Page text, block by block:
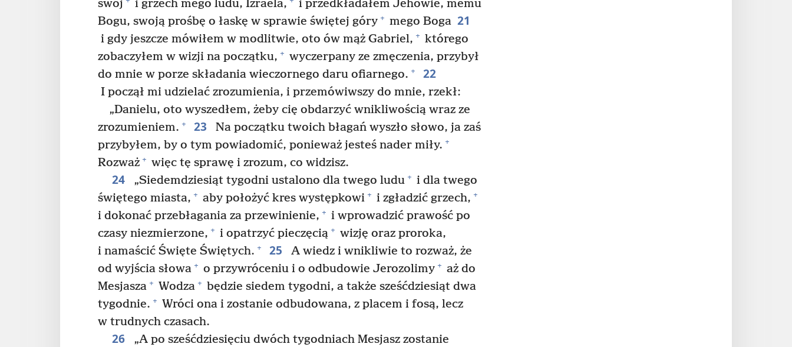
swój
i grzech mego ludu, Izraela,
i przedkładałem Jehowie, memu
Bogu, swoją prośbę o łaskę w sprawie świętej góry + mego Boga 21
i gdy jeszcze mówiłem w modlitwie, oto ów mąż Gabriel, + którego
zobaczyłem w wizji na początku, + wyczerpany ze zmęczenia, przybył
do mnie w porze składania wieczornego daru ofiarnego. + 22
I począł mi udzielać zrozumienia, i przemówiwszy do mnie, rzekł:
„Danielu, oto wyszedłem, żeby cię obdarzyć wnikliwością wraz ze
zrozumieniem. + 23
Na początku twoich błagań wyszło słowo, ja zaś
przybyłem, by o tym powiadomić, ponieważ jesteś nader miły. +
Rozważ + więc tę sprawę i zrozum, co widzisz.
24 „Siedemdziesiąt tygodni ustalono dla twego ludu + i dla twego
świętego miasta, + aby położyć kres występkowi + i zgładzić grzech, +
i dokonać przebłagania za przewinienie, + i wprowadzić prawość po
czasy niezmierzone, + i opatrzyć pieczęcią + wizję oraz proroka,
i namaścić Święte Świętych. + 25
A wiedz i wnikliwie to rozważ, że
od wyjścia słowa + o przywróceniu i o odbudowie Jerozolimy + aż do
Mesjasza + Wodza + będzie siedem tygodni, a także sześćdziesiąt dwa
tygodnie. + Wróci ona i zostanie odbudowana, z placem i fosą, lecz
w trudnych czasach.
26
„A po sześćdziesięciu dwóch tygodniach Mesjasz zostanie